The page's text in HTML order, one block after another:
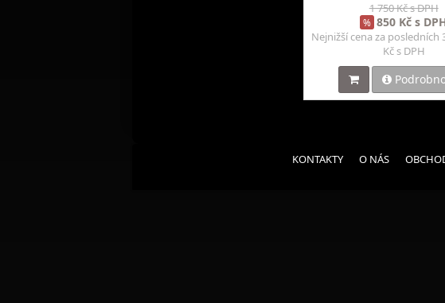
1 750 Kč s DPH
% 850 Kč s
Nejnižší cena za posledních
Kč s DPH
KONTAKTY O NÁS